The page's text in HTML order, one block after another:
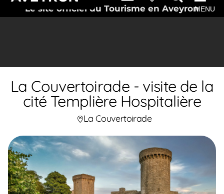
Le site officiel du Tourisme en AveyronMENU
La Couvertoirade - visite de la
cité Templière Hospitalière
La Couvertoirade